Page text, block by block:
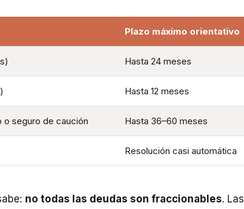
Plazo máximo orientativo
Hasta 24 meses
Hasta 12 meses
seguro de caución Hasta 36–60 meses
Resolución casi automática
no todas las deudas son fraccionables. Las